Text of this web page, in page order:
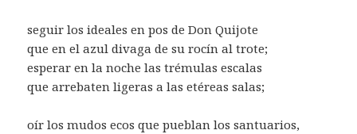
seguir los ideales en pos de Don Quijote
que en el azul divaga de su rocín al trote;
esperar en la noche las trémulas escalas
que arrebaten ligeras a las etéreas salas;
oír los mudos ecos que pueblan los santuarios,